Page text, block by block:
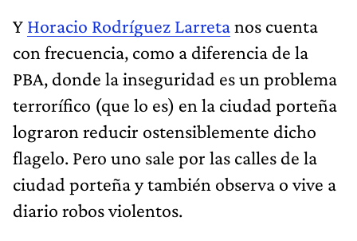
Y Horacio Rodríguez Larretanos cuenta
con frecuencia, como a diferencia de la
PBA, donde la inseguridad es un problema
terrorífico (que lo es) en la ciudad porteña
lograron reducir ostensiblemente dicho
flagelo. Pero uno sale por las calles de la
ciudad porteña y también observa o vive a
diario robos violentos.